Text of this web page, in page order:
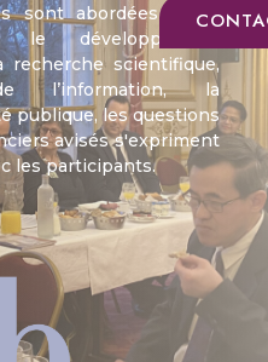
sont abordées telles
le développement
recherche scientifique,
l’information, la
publique, les questions
avisés s'expriment
les participants.